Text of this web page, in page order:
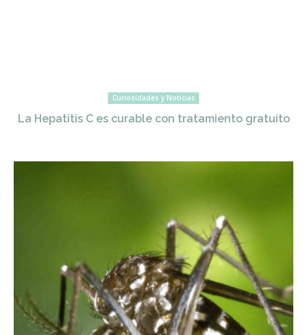
Curiosidades y Noticias
La Hepatitis C es curable con tratamiento gratuito